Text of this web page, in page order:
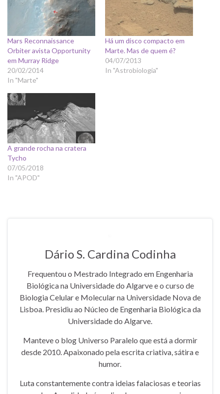
Mars Reconnaissance
Orbiter avista Opportunity
em Murray Ridge
20/02/2014
In "Marte"
Há um disco compacto em
Marte. Mas de quem é?
04/07/2013
In "Astrobiologia"
A grande rocha na cratera
Tycho
07/05/2018
In "APOD"
Dário S. Cardina Codinha
Frequentou o Mestrado Integrado em Engenharia
Biológica na Universidade do Algarve e o curso de
Biologia Celular e Molecular na Universidade Nova de
Lisboa. Presidiu ao Núcleo de Engenharia Biológica da
Universidade do Algarve.
Manteve o blog Universo Paralelo que está a dormir
desde 2010. Apaixonado pela escrita criativa, sátira e
humor.
Luta constantemente contra ideias falaciosas e teorias